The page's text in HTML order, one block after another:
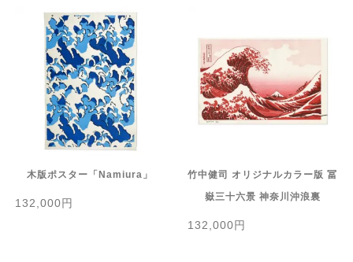
木版ポスター「Namiura」
132,000円
竹中健司 オリジナルカラー版 冨
嶽三十六景 神奈川沖浪裏
132,000円